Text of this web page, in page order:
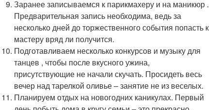
Заранее записываемся к парикмахеру и на маникюр .
Предварительная запись необходима, ведь за
несколько дней до торжественного события попасть к
мастеру вряд ли получится.
Подготавливаем несколько конкурсов и музыку для
танцев , чтобы после вкусного ужина,
присутствующие не начали скучать. Просидеть весь
вечер над тарелкой оливье – занятие не из веселых.
Планируем отдых на новогодних каникулах. Первый